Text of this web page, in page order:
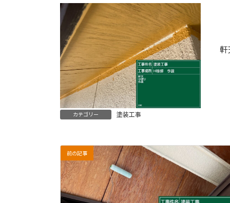
軒
カテゴリー 塗装工事
前の記事